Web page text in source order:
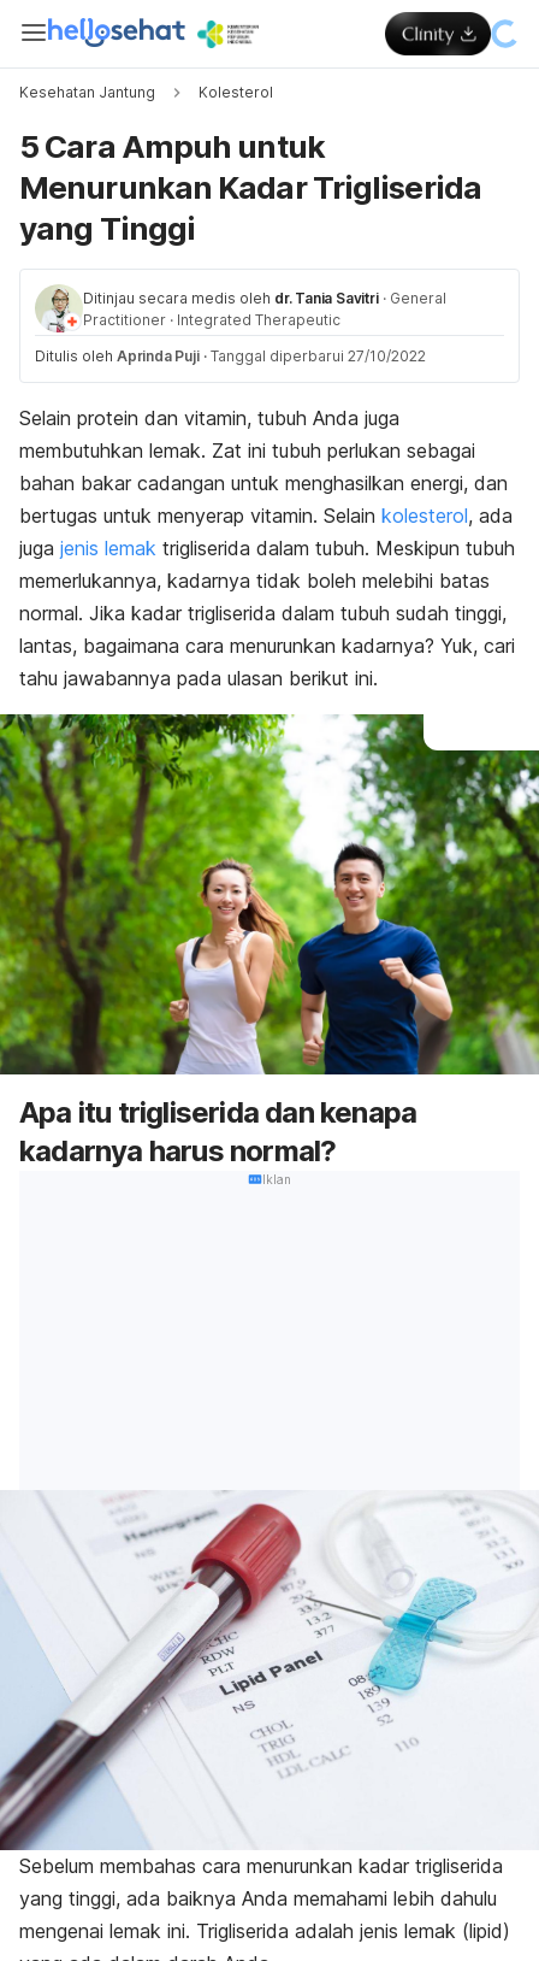
Kesehatan Jantung Kolesterol
5 Cara Ampuh untuk
Menurunkan Kadar Trigliserida
yang Tinggi
Ditinjau secara medis oleh dr. Tania Savitri · General
Practitioner · Integrated Therapeutic
Ditulis oleh Aprinda Puji · Tanggal diperbarui 27/10/2022
Selain protein dan vitamin, tubuh Anda juga
membutuhkan lemak. Zat ini tubuh perlukan sebagai
bahan bakar cadangan untuk menghasilkan energi, dan
bertugas untuk menyerap vitamin. Selain kolesterol, ada
juga jenis lemak trigliserida dalam tubuh. Meskipun tubuh
memerlukannya, kadarnya tidak boleh melebihi batas
normal. Jika kadar trigliserida dalam tubuh sudah tinggi,
lantas, bagaimana cara menurunkan kadarnya? Yuk, cari
tahu jawabannya pada ulasan berikut ini.
Apa itu trigliserida dan kenapa
kadarnya harus normal?
Iklan
Sebelum membahas cara menurunkan kadar trigliserida
yang tinggi, ada baiknya Anda memahami lebih dahulu
mengenai lemak ini. Trigliserida adalah jenis lemak (lipid)